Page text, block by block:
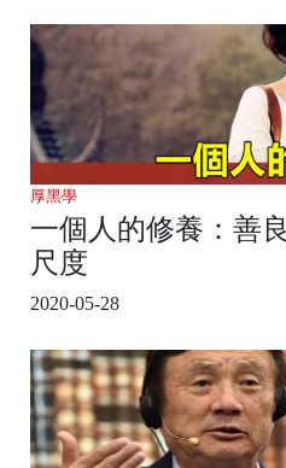
厚黑學
一個人的修養：善
尺度
2020-05-28